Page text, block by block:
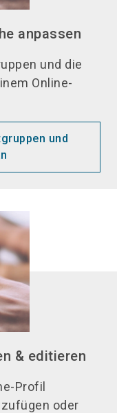
anpassen
und die
Online-
und
& editieren
Profil
oder